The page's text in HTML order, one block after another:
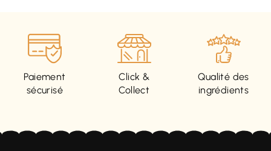
Paiement
sécurisé
Click &
Collect
Qualité des
ingrédients